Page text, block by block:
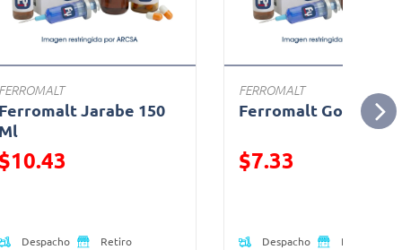
Jarabe 150
Despacho Retiro
FERROMALT
Ferromalt Gotas 30
$7.33
Despacho Retiro